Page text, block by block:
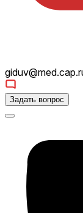
Задать вопрос